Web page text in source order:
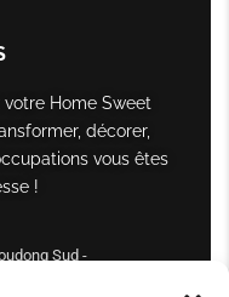
Home Sweet
décorer,
vous êtes
!
Sud -